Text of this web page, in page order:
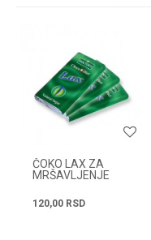
Poruka
ČOKO LAX ZA
MRŠAVLJENJE
120,00 RSD